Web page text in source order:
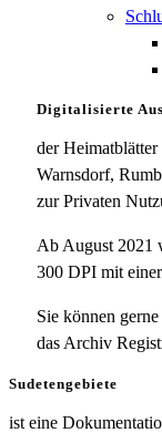
Digitalisierte
der
Warnsdorf,
zur Privaten
Ab August 2021
300 DPI mit
Sie können
das Archiv
Sudetengebiete
ist eine